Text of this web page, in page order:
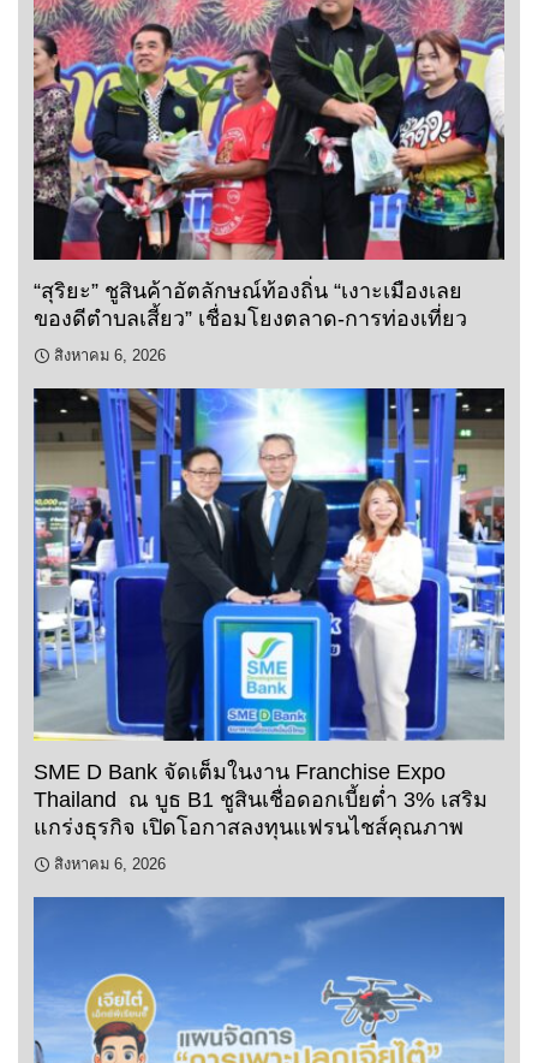
“สุริยะ” ชูสินค้าอัตลักษณ์ท้องถิ่น “เงาะเมืองเลย
ของดีตำบลเสี้ยว” เชื่อมโยงตลาด-การท่องเที่ยว
สิงหาคม 6, 2026
SME D Bank จัดเต็มในงาน Franchise Expo
Thailand ณ บูธ B1 ชูสินเชื่อดอกเบี้ยต่ำ 3% เสริม
แกร่งธุรกิจ เปิดโอกาสลงทุนแฟรนไชส์คุณภาพ
สิงหาคม 6, 2026